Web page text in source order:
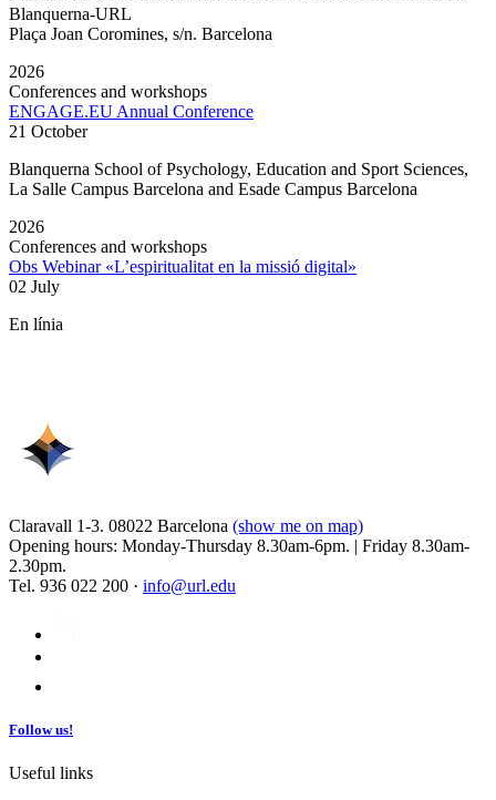
Blanquerna-URL
Plaça Joan Coromines, s/n. Barcelona
2026
Conferences and workshops
ENGAGE.EU Annual Conference
21 October
Blanquerna School of Psychology, Education and Sport Sciences,
La Salle Campus Barcelona and Esade Campus Barcelona
2026
Conferences and workshops
Obs Webinar «L’espiritualitat en la missió digital»
02 July
En línia
Claravall 1-3. 08022 Barcelona (show me on map)
Opening hours: Monday-Thursday 8.30am-6pm. | Friday 8.30am-
2.30pm.
Tel. 936 022 200 · info@url.edu
Follow us!
Useful links